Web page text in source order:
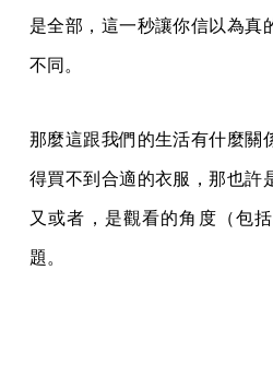
是全部，這一秒讓你信以為真
不同。
那麼這跟我們的生活有什麼關
得買不到合適的衣服，那也許
又或者，是觀看的角度（包
題。